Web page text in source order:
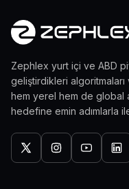
Zephlex yurt içi ve ABD
geliştirdikleri
hem yerel hem de global
hedefine emin adımlarla